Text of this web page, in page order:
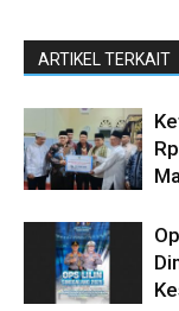
ARTIKEL TERKAIT